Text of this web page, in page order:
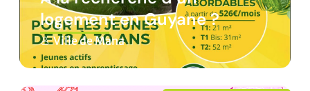
logement en Guyane ?
Ville de Mana